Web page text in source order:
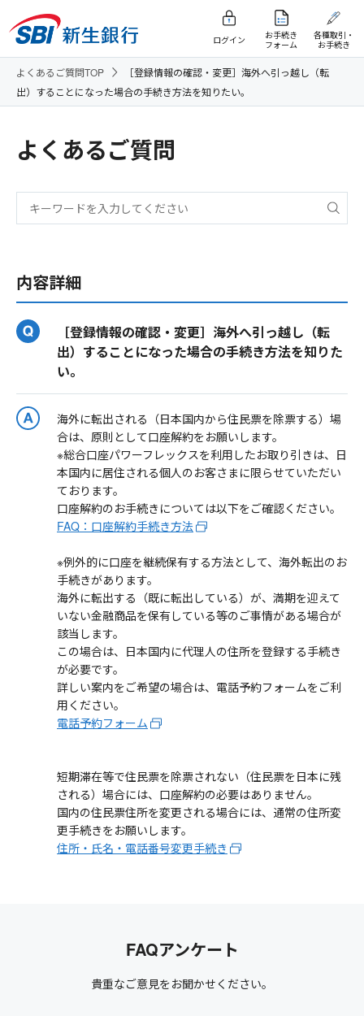
ログイン
お手続き
フォーム
各種取引・
お手続き
よくあるご質問TOP
［登録情報の確認・変更］海外へ引っ越し（転
出）することになった場合の手続き方法を知りたい。
よくあるご質問
内容詳細
［登録情報の確認・変更］海外へ引っ越し（転
出）することになった場合の手続き方法を知りた
い。
海外に転出される（日本国内から住民票を除票する）場
合は、原則として口座解約をお願いします。
※総合口座パワーフレックスを利用したお取り引きは、日
本国内に居住される個人のお客さまに限らせていただい
ております。
口座解約のお手続きについては以下をご確認ください。
FAQ：口座解約手続き方法
※例外的に口座を継続保有する方法として、海外転出のお
手続きがあります。
海外に転出する（既に転出している）が、満期を迎えて
いない金融商品を保有している等のご事情がある場合が
該当します。
この場合は、日本国内に代理人の住所を登録する手続き
が必要です。
詳しい案内をご希望の場合は、電話予約フォームをご利
用ください。
電話予約フォーム
短期滞在等で住民票を除票されない（住民票を日本に残
される）場合には、口座解約の必要はありません。
国内の住民票住所を変更される場合には、通常の住所変
更手続きをお願いします。
住所・氏名・電話番号変更手続き
FAQアンケート
貴重なご意見をお聞かせください。